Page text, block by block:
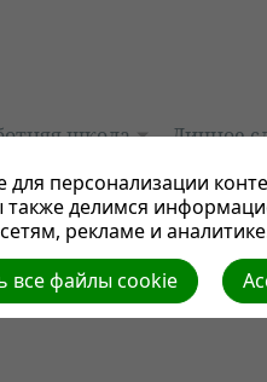
школа Личное
персонализации
делимся
рекламе и
все файлы cookie